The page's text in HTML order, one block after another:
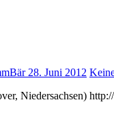
28. Juni 2012
Niedersachsen)